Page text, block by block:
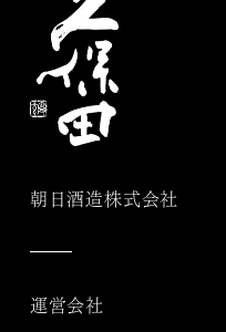
朝日酒造株式会社
運営会社